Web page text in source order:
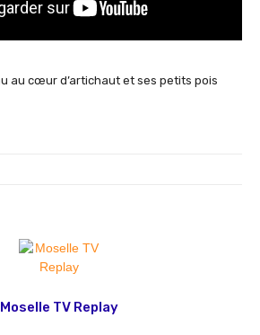
au cœur d’artichaut et ses petits pois
Moselle TV Replay